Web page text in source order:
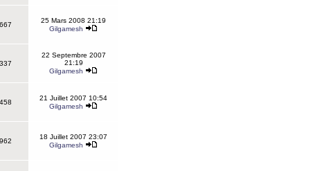
25 Mars 2008 21:19
Gilgamesh
22 Septembre 2007
21:19
Gilgamesh
21 Juillet 2007 10:54
Gilgamesh
18 Juillet 2007 23:07
Gilgamesh